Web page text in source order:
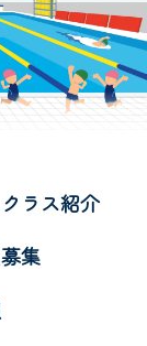
ラス紹介
集